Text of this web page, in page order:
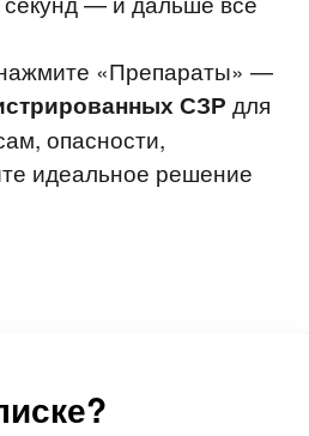
«Препараты» —
СЗР для
опасности,
идеальное решение